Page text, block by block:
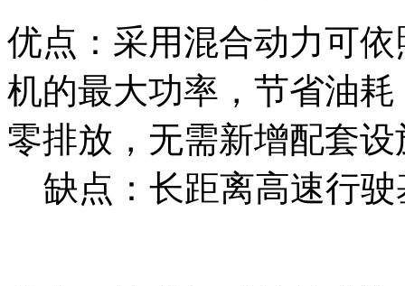
优点：采用混合动力可
机的最大功率，节省油
零排放，无需新增配套设
缺点：长距离高速行驶